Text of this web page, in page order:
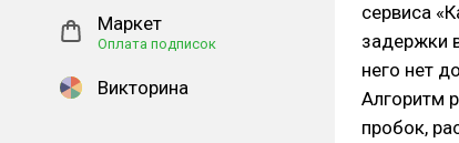
Маркет
Оплата подписок
Викторина
сервиса
задержки
него нет
Алгоритм
пробок,